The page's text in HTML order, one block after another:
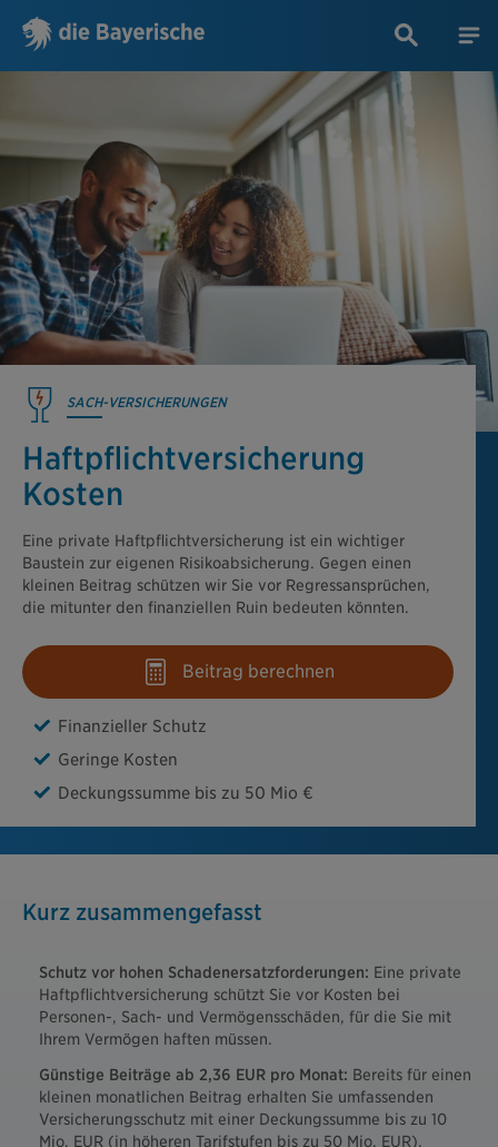
SACH-VERSICHERUNGEN
Haftpflicht­versicherung
Kosten
Eine private Haftpflichtversicherung ist ein wichtiger
Baustein zur eigenen Risikoabsicherung. Gegen einen
kleinen Beitrag schützen wir Sie vor Regressansprüchen,
die mitunter den finanziellen Ruin bedeuten könnten.
Beitrag berechnen
Finanzieller Schutz
Geringe Kosten
Deckungssumme bis zu 50 Mio €
Kurz zusammengefasst
Schutz vor hohen Schadenersatzforderungen: Eine private
Haftpflichtversicherung schützt Sie vor Kosten bei
Personen-, Sach- und Vermögensschäden, für die Sie mit
Ihrem Vermögen haften müssen.
Günstige Beiträge ab 2,36 EUR pro Monat: Bereits für einen
kleinen monatlichen Beitrag erhalten Sie umfassenden
Versicherungsschutz mit einer Deckungssumme bis zu 10
Mio. EUR (in höheren Tarifstufen bis zu 50 Mio. EUR).